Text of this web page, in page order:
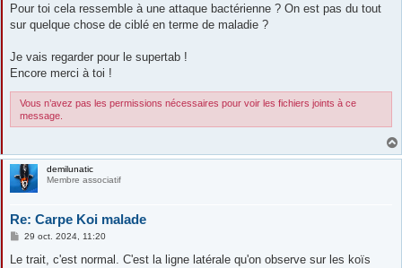
Pour toi cela ressemble à une attaque bactérienne ? On est pas du tout
sur quelque chose de ciblé en terme de maladie ?
Je vais regarder pour le supertab !
Encore merci à toi !
Vous n’avez pas les permissions nécessaires pour voir les fichiers joints à ce
message.
demilunatic
Membre associatif
Re: Carpe Koi malade
M
s
29 oct. 2024, 11:20
Le trait, c'est normal. C'est la ligne latérale qu'on observe sur les koïs